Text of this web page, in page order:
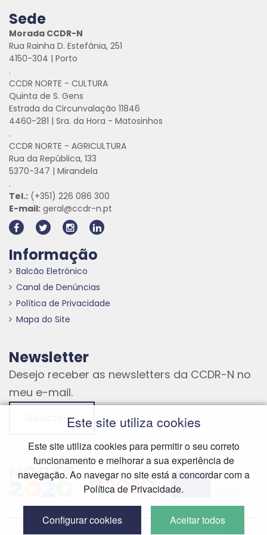
Sede
Morada CCDR-N
Rua Rainha D. Estefânia, 251
4150-304 | Porto
.
CCDR NORTE - CULTURA
Quinta de S. Gens
Estrada da Circunvalação 11846
4460-281 | Sra. da Hora - Matosinhos
.
CCDR NORTE - AGRICULTURA
Rua da República, 133
5370-347 | Mirandela
.
Tel.: (+351) 226 086 300
E-mail: geral@ccdr-n.pt
Informação
Balcão Eletrónico
Canal de Denúncias
Política de Privacidade
Mapa do Site
Newsletter
Desejo receber as newsletters da CCDR-N no
meu e-mail.
Subscrever
Hiperligação externaHiperligação externaHiperligação externa
Este site utiliza cookies
Este site utiliza cookies para permitir o seu correto
funcionamento e melhorar a sua experiência de
navegação. Ao navegar no site está a concordar com a
Política de Privacidade.
Configurar cookies Aceitar todos